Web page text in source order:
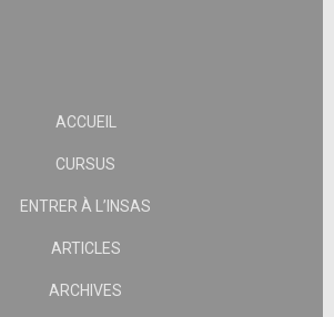
ACCUEIL
CURSUS
ENTRER À L’INSAS
ARTICLES
ARCHIVES